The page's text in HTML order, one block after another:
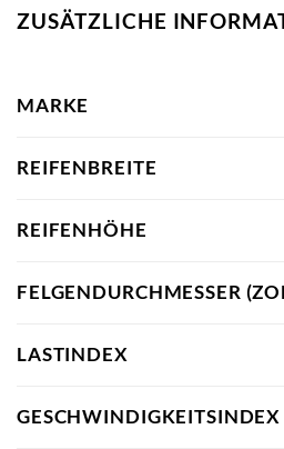
ZUSÄTZLICHE
MARKE
REIFENBREITE
REIFENHÖHE
FELGENDURCHMESSER
LASTINDEX
GESCHWINDIGKEITSINDEX